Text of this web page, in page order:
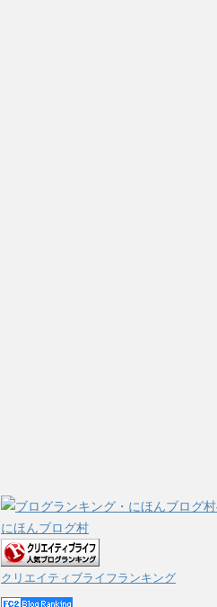
にほんブログ村
クリエイティブライフランキング